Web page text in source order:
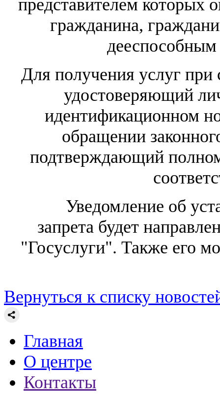
представителем которых
гражданина,
Для получения услуг при
удостоверяющий
идентификационном
обращении
подтверждающий
Уведомление об
запрета будет
"Госуслуги". Также его
Вернуться к списку
Главная
О центре
Контакты